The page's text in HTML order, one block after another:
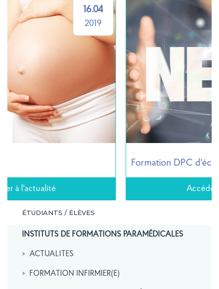
Formation DPC d'échographie gynécologique
ÉTUDIANTS / ÉLÈVES
INSTITUTS DE FORMATIONS PARAMÉDICALES
ACTUALITES
FORMATION INFIRMIER(E)